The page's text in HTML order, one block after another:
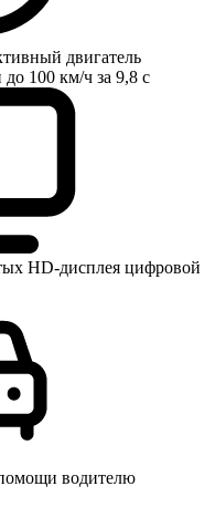
двигатель
100 км/ч за 9,8 с
HD-дисплея цифровой
водителю